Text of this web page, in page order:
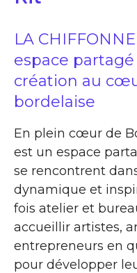
LA
espace
création au
bordelaise
En plein cœur de
est un espace
se rencontrent
dynamique et
fois atelier et
accueillir artistes,
entrepreneurs en
pour développer